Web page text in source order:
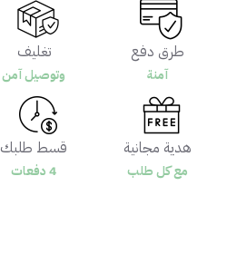
طرق دفع
آمنة
تغليف
وتوصيل آمن
هدية مجانية
مع كل طلب
قسط طلبك
4 دفعات